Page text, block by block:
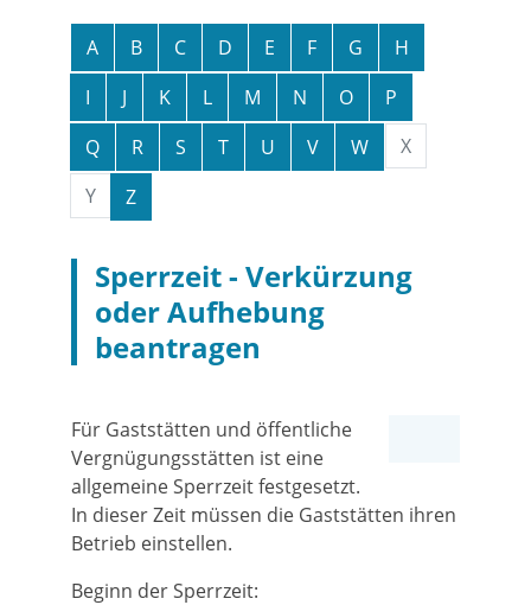
A B C D E F G
H
I
J K L M N O
P
Q
R S T U V W
X
Y
Z
Sperrzeit - Verkürzung
oder Aufhebung
beantragen
Für Gaststätten und öffentliche
Vergnügungsstätten ist eine
allgemeine Sperrzeit festgesetzt.
In dieser Zeit müssen die Gaststätten ihren
Betrieb einstellen.
Beginn der Sperrzeit: